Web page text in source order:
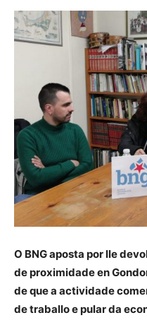
O BNG aposta por lle
de proximidade en
de que a actividade
de traballo e pular da